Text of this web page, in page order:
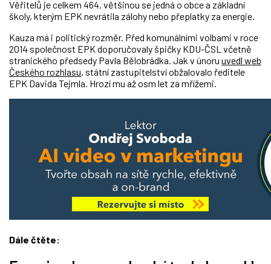
Věřitelů je celkem 464, většinou se jedná o obce a základní
školy, kterým EPK nevrátila zálohy nebo přeplatky za energie.
Kauza má i politický rozměr. Před komunálními volbami v roce
2014 společnost EPK doporučovaly špičky KDU-ČSL včetně
stranického předsedy Pavla Bělobrádka. Jak v únoru uvedl web
Českého rozhlasu, státní zastupitelství obžalovalo ředitele
EPK Davida Tejmla. Hrozí mu až osm let za mřížemi.
Dále čtěte: